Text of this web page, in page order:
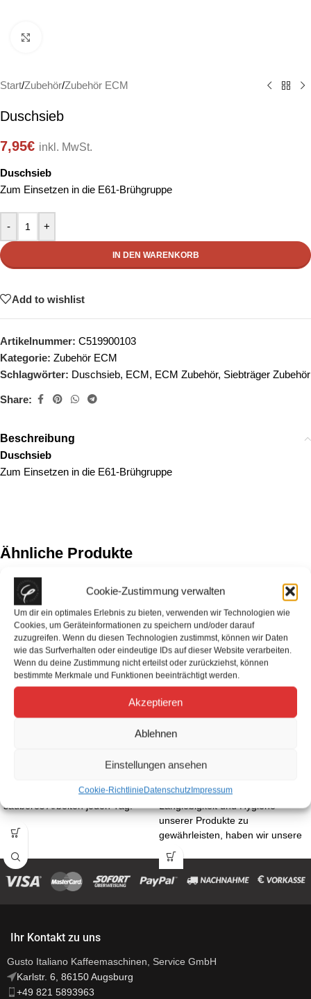
Cookie-Zustimmung verwalten
Um dir ein optimales Erlebnis zu bieten, verwenden wir Technologien wie
Cookies, um Geräteinformationen zu speichern und/oder darauf
zuzugreifen. Wenn du diesen Technologien zustimmst, können wir Daten
wie das Surfverhalten oder eindeutige IDs auf dieser Website verarbeiten.
Wenn du deine Zustimmung nicht erteilst oder zurückziehst, können
bestimmte Merkmale und Funktionen beeinträchtigt werden.
Akzeptieren
Ablehnen
Einstellungen ansehen
Cookie-RichtlinieDatenschutzImpressum
Start/Zubehör/Zubehör ECM
Duschsieb
7,95€ inkl. MwSt.
Duschsieb
Zum Einsetzen in die E61-Brühgruppe
- +
IN DEN WARENKORB
Add to wishlist
Artikelnummer: C519900103
Kategorie: Zubehör ECM
Schlagwörter: Duschsieb, ECM, ECM Zubehör, Siebträger Zubehör
Share:
Beschreibung
Duschsieb
Zum Einsetzen in die E61-Brühgruppe
Ähnliche Produkte
Das perfekte Zubehör für ein
sauberes Arbeiten jeden Tag.
Tamping Station Silikon schwarz
Tamperstation
Um eine noch größere
Langlebigkeit und Hygiene
unserer Produkte zu
gewährleisten, haben wir unsere
bereits bekannte Tamping Station
der Exklusiv-Serie nochmals
verbessert.
Ebenfalls neu: die Auflagefläche
Ihr Kontakt zu uns
Gusto Italiano Kaffeemaschinen, Service GmbH
Karlstr. 6, 86150 Augsburg
+49 821 5893963